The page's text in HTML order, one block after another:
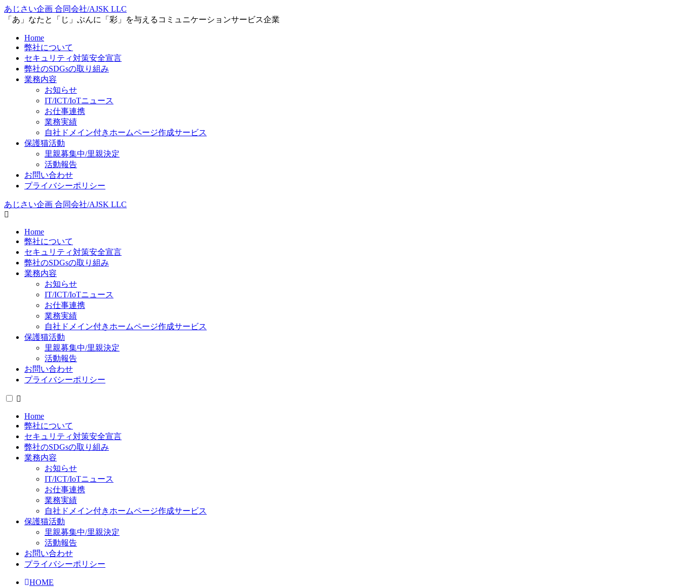
あじさい企画 合同会社/AJSK LLC
「あ」なたと「じ」ぶんに「彩」を与えるコミュニケーションサービス企業
Home
弊社について
セキュリティ対策安全宣言
弊社のSDGsの取り組み
業務内容
お知らせ
IT/ICT/IoTニュース
お仕事連携
業務実績
自社ドメイン付きホームページ作成サービス
保護猫活動
里親募集中/里親決定
活動報告
お問い合わせ
プライバシーポリシー
あじさい企画 合同会社/AJSK LLC
Home
弊社について
セキュリティ対策安全宣言
弊社のSDGsの取り組み
業務内容
お知らせ
IT/ICT/IoTニュース
お仕事連携
業務実績
自社ドメイン付きホームページ作成サービス
保護猫活動
里親募集中/里親決定
活動報告
お問い合わせ
プライバシーポリシー
Home
弊社について
セキュリティ対策安全宣言
弊社のSDGsの取り組み
業務内容
お知らせ
IT/ICT/IoTニュース
お仕事連携
業務実績
自社ドメイン付きホームページ作成サービス
保護猫活動
里親募集中/里親決定
活動報告
お問い合わせ
プライバシーポリシー
HOME